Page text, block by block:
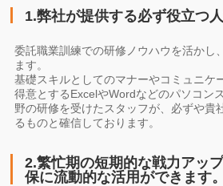
1.弊社が提供する必ず役立つ
委託職業訓練での研修ノウハウを活かし
ます。
基礎スキルとしてのマナーやコミュニケ
得意とするExcelやWordなどのパソコン
野の研修を受けたスタッフが、必ずや貴
るものと確信しております。
2.繁忙期の短期的な戦力アッ
保に流動的な活用ができます。